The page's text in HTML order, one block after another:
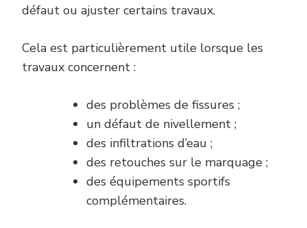
défaut ou ajuster certains travaux.
Cela est particulièrement utile lorsque les
travaux concernent :
des problèmes de fissures ;
un défaut de nivellement ;
des infiltrations d’eau ;
des retouches sur le marquage ;
des équipements sportifs
complémentaires.